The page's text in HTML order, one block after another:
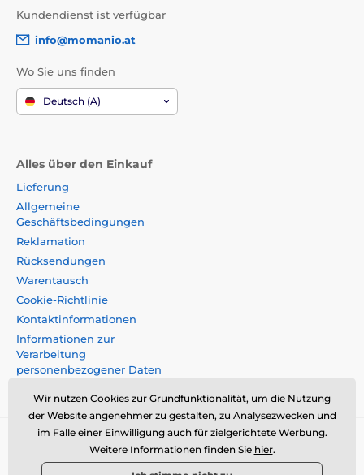
Kundendienst ist verfügbar
info@momanio.at
Wo Sie uns finden
Deutsch (A)
Alles über den Einkauf
Lieferung
Allgemeine
Geschäftsbedingungen
Reklamation
Rücksendungen
Warentausch
Cookie-Richtlinie
Kontaktinformationen
Informationen zur
Verarbeitung
personenbezogener Daten
Momanio s.r.o., Okružní 361/14, 74718, Píšt',
Tschechische Republik, VAT: CZ09604707,
Wir nutzen Cookies zur Grundfunktionalität, um die Nutzung
der Website angenehmer zu gestalten, zu Analysezwecken und
im Falle einer Einwilligung auch für zielgerichtete Werbung.
Weitere Informationen finden Sie hier.